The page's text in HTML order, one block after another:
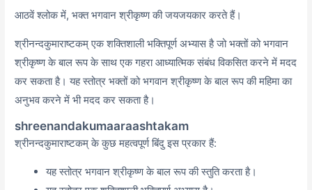
आठवें श्लोक में, भक्त भगवान श्रीकृष्ण की जयजयकार करते हैं।
श्रीनन्दकुमाराष्टकम् एक शक्तिशाली भक्तिपूर्ण अभ्यास है जो भक्तों को भगवान
श्रीकृष्ण के बाल रूप के साथ एक गहरा आध्यात्मिक संबंध विकसित करने में मदद
कर सकता है। यह स्तोत्र भक्तों को भगवान श्रीकृष्ण के बाल रूप की महिमा का
अनुभव करने में भी मदद कर सकता है।
shreenandakumaaraashtakam
श्रीनन्दकुमाराष्टकम् के कुछ महत्वपूर्ण बिंदु इस प्रकार हैं:
यह स्तोत्र भगवान श्रीकृष्ण के बाल रूप की स्तुति करता है।